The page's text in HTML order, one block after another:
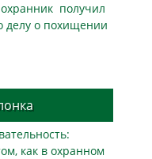
получил
делу о похищении
как в охранном